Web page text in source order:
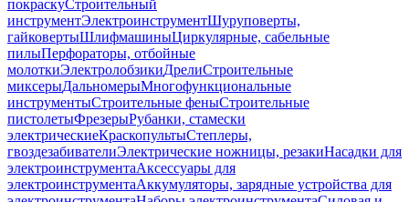
покраскуСтроительный
инструментЭлектроинструментШуруповерты,
гайковертыШлифмашиныЦиркулярные, сабельные
пилыПерфораторы, отбойные
молоткиЭлектролобзикиДрелиСтроительные
миксерыДальномерыМногофункциональные
инструментыСтроительные феныСтроительные
пистолетыФрезерыРубанки, стамески
электрическиеКраскопультыСтеплеры,
гвоздезабивателиЭлектрические ножницы, резакиНасадки для
электроинструментаАксессуары для
электроинструментаАккумуляторы, зарядные устройства для